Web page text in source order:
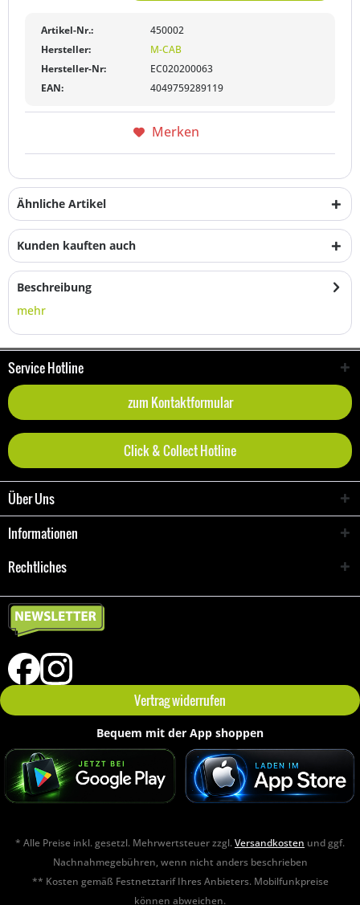
Artikel-Nr.:
450002
Hersteller:
M-CAB
Hersteller-Nr:
EC020200063
EAN:
4049759289119
Merken
Ähnliche Artikel
Kunden kauften auch
Beschreibung
mehr
Service Hotline
zum Kontaktformular
Click & Collect Hotline
Über Uns
Informationen
Rechtliches
Vertrag widerrufen
Bequem mit der App shoppen
* Alle Preise inkl. gesetzl. Mehrwertsteuer zzgl.Versandkosten und ggf.
Nachnahmegebühren, wenn nicht anders beschrieben
** Kosten gemäß Festnetztarif Ihres Anbieters. Mobilfunkpreise
können abweichen.